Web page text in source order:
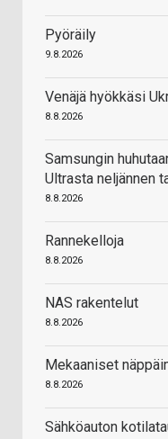
Pyöräily
9.8.2026
Venäjä hyökkäsi
8.8.2026
Samsungin
Ultrasta neljännen
8.8.2026
Rannekelloja
8.8.2026
NAS rakentelut
8.8.2026
Mekaaniset
8.8.2026
Sähköauton